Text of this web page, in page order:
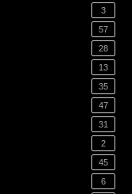
3
57
28
13
35
47
31
2
45
6